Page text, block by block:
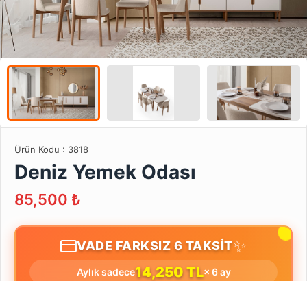
Ürün Kodu : 3818
Deniz Yemek Odası
85,500 ₺
VADE FARKSIZ 6 TAKSİT✨
Aylık sadece14,250 TL× 6 ay